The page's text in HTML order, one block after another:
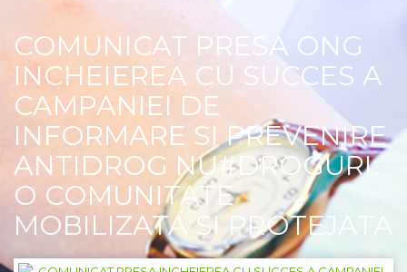
COMUNICAT PRESA ONG
INCHEIEREA CU SUCCES A
CAMPANIEI DE
INFORMARE SI PREVENIRE
ANTIDROG NU#DROGURI:
O COMUNITATE
MOBILIZATA SI PROTEJATA